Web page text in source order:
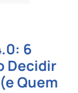
6
Decidir
Quem